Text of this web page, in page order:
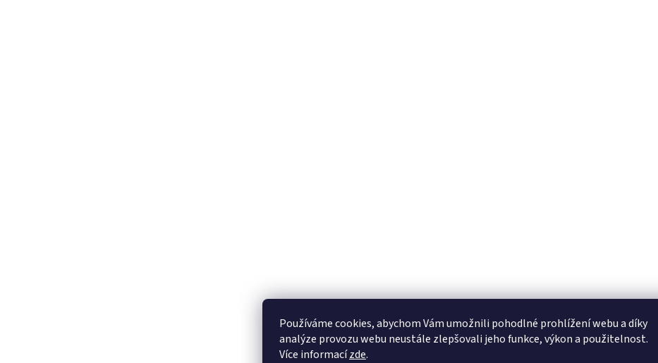
Používáme cookies, abychom Vám umožnili pohodlné prohlížení webu a díky
analýze provozu webu neustále zlepšovali jeho funkce, výkon a použitelnost.
Více informacízde.